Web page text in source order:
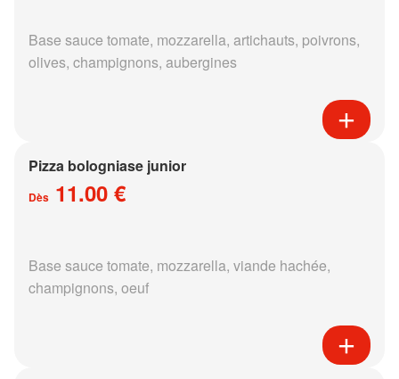
Base sauce tomate, mozzarella, artichauts, poivrons,
olives, champignons, aubergines
Pizza bologniase junior
Dès 11.00 €
Base sauce tomate, mozzarella, viande hachée,
champignons, oeuf